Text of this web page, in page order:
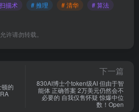
描术 # 推理 # 清华 # 算法
许请勿转载。
的
下一篇
830AI博士个token级AI 但由于智
能体 正确答案 2万美元仍然会不
必要的 自我仅售怀疑 惊爆中位
数！Open